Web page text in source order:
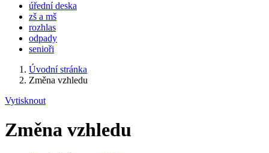
úřední deska
zš a mš
rozhlas
odpady
senioři
Úvodní stránka
Změna vzhledu
Vytisknout
Změna vzhledu